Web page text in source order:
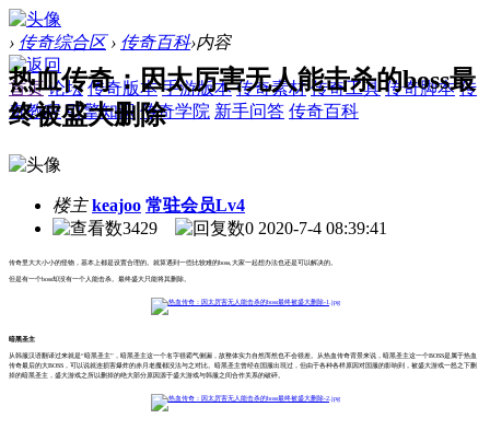
› 传奇综合区 › 传奇百科›内容
首页 论坛 传奇版本 手游版本 传奇素材 传奇工具 传奇脚本 传
奇教程 引擎知识 传奇学院 新手问答 传奇百科
热血传奇：因太厉害无人能击杀的boss最
终被盛大删除
楼主 keajoo 常驻会员Lv4
3429
0 2020-7-4 08:39:41
传奇里大大小小的怪物，基本上都是设置合理的。就算遇到一些比较难的boss,大家一起想办法也还是可以解决的。
但是有一个boss却没有一个人能击杀。最终盛大只能将其删除。
暗黑圣主
从韩服汉语翻译过来就是“暗黑圣主”，暗黑圣主这一个名字很霸气侧漏，故整体实力自然而然也不会很差。从热血传奇背景来说，暗黑圣主这一个BOSS是属于热血
传奇最后的大BOSS，可以说就连损害爆炸的赤月老魔都没法与之对比。暗黑圣主曾经在国服出現过，但由于各种各样原因对国服的影响到，被盛大游戏一怒之下删
掉的暗黑圣主，盛大游戏之所以删掉的绝大部分原因源于盛大游戏与韩服之间合作关系的破碎。